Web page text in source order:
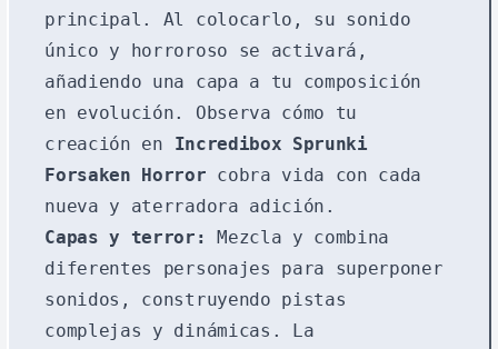
principal. Al colocarlo, su sonido
único y horroroso se activará,
añadiendo una capa a tu composición
en evolución. Observa cómo tu
creación en Incredibox Sprunki
Forsaken Horror cobra vida con cada
nueva y aterradora adición.
Capas y terror:
Mezcla y combina
diferentes personajes para superponer
sonidos, construyendo pistas
complejas y dinámicas. La